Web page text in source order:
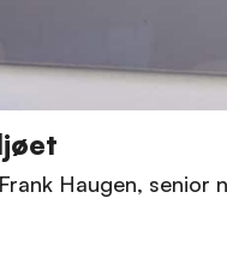
Haugen, senior